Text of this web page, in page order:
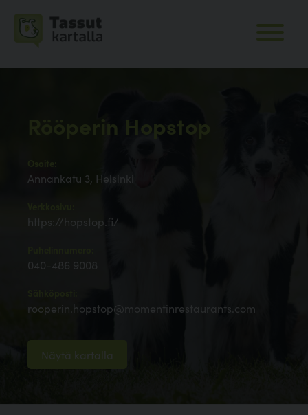
Rööperin Hopstop
Annankatu 3, Helsinki
https://hopstop.fi/
040-486 9008
rooperin.hopstop@momentinrestaurants.com
Näytä kartalla